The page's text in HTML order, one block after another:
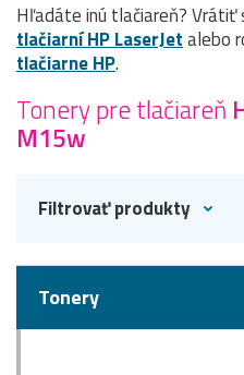
Hľadáte inú tlačiareň?
tlačiarní HP LaserJetalebo
tlačiarne HP.
Tonery pre tlačiareň
M15w
Filtrovať produkty
Tonery